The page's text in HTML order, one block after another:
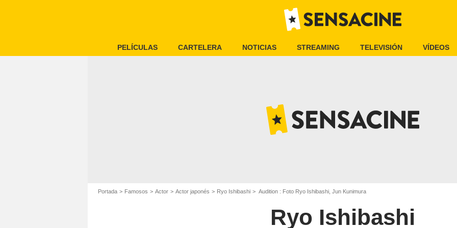
PELÍCULAS CARTELERA NOTICIAS STREAMING TELEVISIÓN VÍDEOS
Portada Famosos Actor Actor japonés Ryo Ishibashi Audition : Foto Ryo Ishibashi, Jun Kunimura
Ryo Ishibashi